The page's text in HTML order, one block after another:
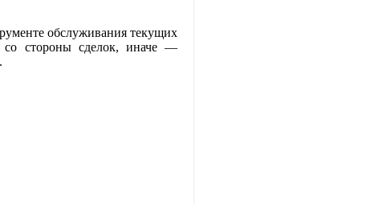
обслуживания текущих
со стороны сделок, иначе —